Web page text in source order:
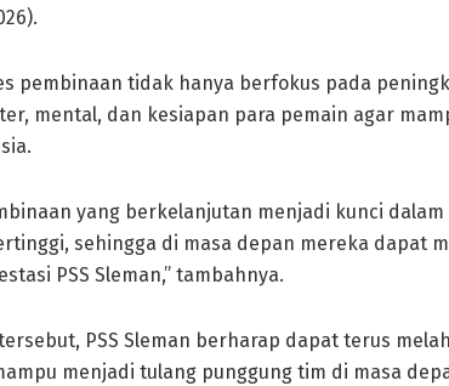
pembinaan tidak hanya berfokus pada
mental, dan kesiapan para pemain agar
yang berkelanjutan menjadi kunci
sehingga di masa depan mereka dapat
PSS Sleman,” tambahnya.
PSS Sleman berharap dapat terus
menjadi tulang punggung tim di masa